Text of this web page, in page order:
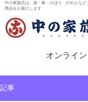
中の家旗店は、旗・幕・のぼり・のれんな
商品をお届けします
オンライ
記事